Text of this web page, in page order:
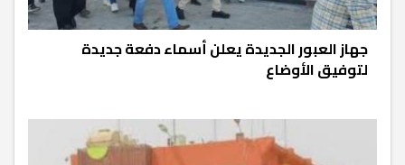
جهاز العبور الجديدة يعلن أسماء دفعة جديدة
لتوفيق الأوضاع